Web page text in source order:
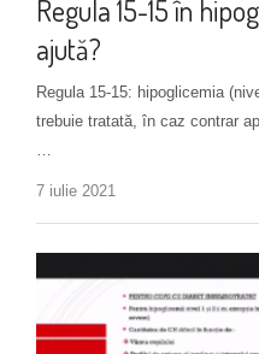
Regula 15-15 în
ajută?
Regula 15-15: hipoglicemia
trebuie tratată, în caz contrar
…
7 iulie 2021